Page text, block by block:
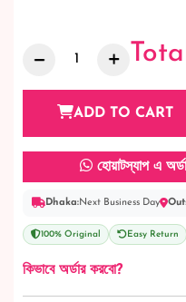
ADD TO CART
হোয়াটস্যাপ এ
Dhaka:Next Business Day
100% Original Easy Return
কিভাবে অর্ডার করবো?